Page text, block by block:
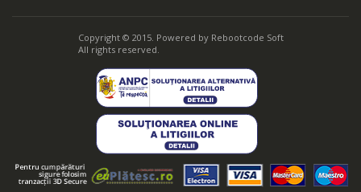
Copyright © 2015. Powered by Rebootcode Soft
All rights reserved.